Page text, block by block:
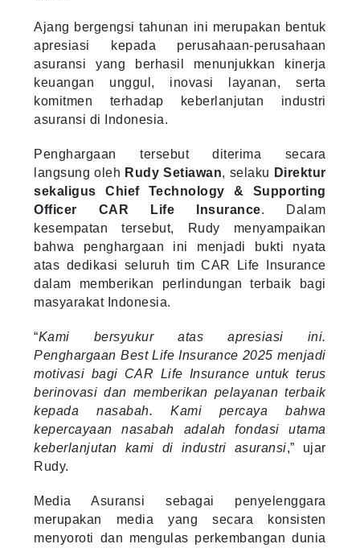
Ajang bergengsi tahunan ini merupakan bentuk
apresiasi kepada perusahaan-perusahaan
asuransi yang berhasil menunjukkan kinerja
keuangan unggul, inovasi layanan, serta
komitmen terhadap keberlanjutan industri
asuransi di Indonesia.
Penghargaan tersebut diterima secara
langsung oleh Rudy Setiawan, selaku Direktur
sekaligus Chief Technology & Supporting
Officer CAR Life Insurance. Dalam
kesempatan tersebut, Rudy menyampaikan
bahwa penghargaan ini menjadi bukti nyata
atas dedikasi seluruh tim CAR Life Insurance
dalam memberikan perlindungan terbaik bagi
masyarakat Indonesia.
“Kami bersyukur atas apresiasi ini.
Penghargaan Best Life Insurance 2025 menjadi
motivasi bagi CAR Life Insurance untuk terus
berinovasi dan memberikan pelayanan terbaik
kepada nasabah. Kami percaya bahwa
kepercayaan nasabah adalah fondasi utama
keberlanjutan kami di industri asuransi,” ujar
Rudy.
Media Asuransi sebagai penyelenggara
merupakan media yang secara konsisten
menyoroti dan mengulas perkembangan dunia